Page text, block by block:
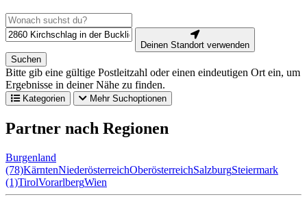
Deinen Standort verwenden
Suchen
Bitte gib eine gültige Postleitzahl oder einen eindeutigen Ort ein, um
Ergebnisse in deiner Nähe zu finden.
Kategorien Mehr Suchoptionen
Partner nach Regionen
Burgenland
(78)KärntenNiederösterreichOberösterreichSalzburgSteiermark
(1)TirolVorarlbergWien